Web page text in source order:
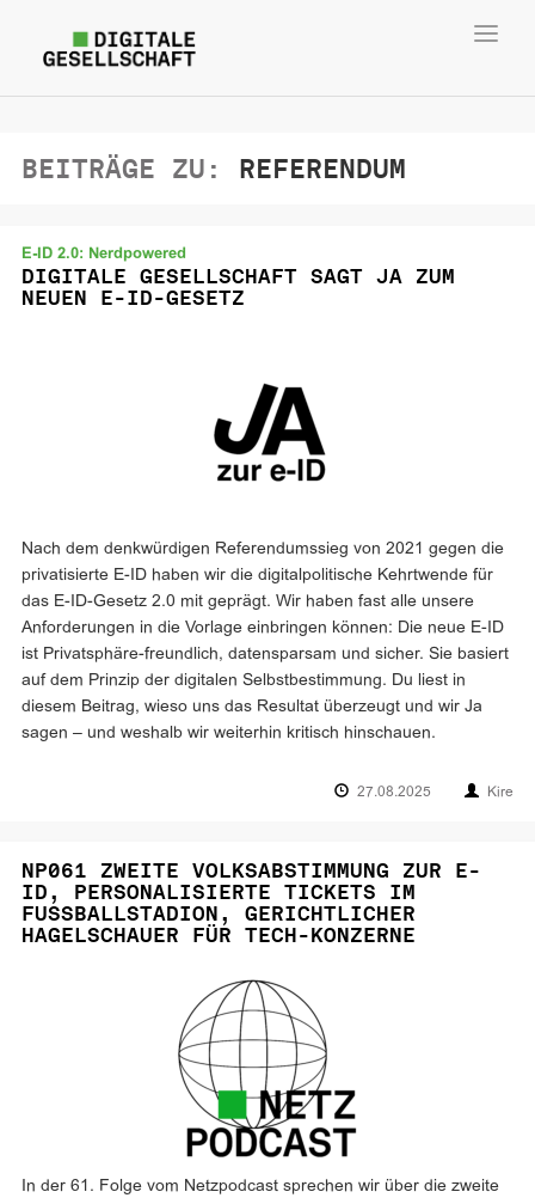
BEITRÄGE ZU: REFERENDUM
E-ID 2.0: Nerdpowered
DIGITALE GESELLSCHAFT SAGT JA ZUM
NEUEN E-ID-GESETZ
Nach dem denkwürdigen Referendumssieg von 2021 gegen die
privatisierte E-ID haben wir die digitalpolitische Kehrtwende für
das E-ID-Gesetz 2.0 mit geprägt. Wir haben fast alle unsere
Anforderungen in die Vorlage einbringen können: Die neue E-ID
ist Privatsphäre-freundlich, datensparsam und sicher. Sie basiert
auf dem Prinzip der digitalen Selbstbestimmung. Du liest in
diesem Beitrag, wieso uns das Resultat überzeugt und wir Ja
sagen – und weshalb wir weiterhin kritisch hinschauen.
27.08.2025 Kire
NP061 ZWEITE VOLKSABSTIMMUNG ZUR E-
ID, PERSONALISIERTE TICKETS IM
FUSSBALLSTADION, GERICHTLICHER
HAGELSCHAUER FÜR TECH-KONZERNE
In der 61. Folge vom Netzpodcast sprechen wir über die zweite